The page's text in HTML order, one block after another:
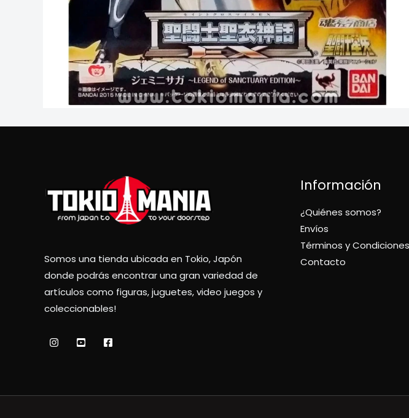
Somos una tienda ubicada en Tokio, Japón
donde podrás encontrar una gran variedad de
artículos como figuras, juguetes, video juegos y
coleccionables!
Información
¿Quiénes somos?
Envíos
Términos y Condiciones
Contacto